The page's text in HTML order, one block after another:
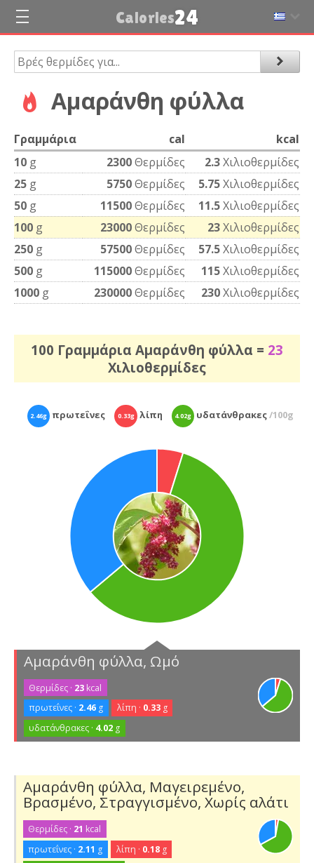
Calories24
Αμαράνθη φύλλα
Γραμμάρια cal
kcal
10 g 2300Θερμίδες 2.3Χιλιοθερμίδες
25 g 5750Θερμίδες 5.75Χιλιοθερμίδες
50 g 11500Θερμίδες 11.5Χιλιοθερμίδες
100 g 23000Θερμίδες 23Χιλιοθερμίδες
250 g 57500Θερμίδες 57.5Χιλιοθερμίδες
500 g 115000Θερμίδες 115Χιλιοθερμίδες
1000 g 230000Θερμίδες 230Χιλιοθερμίδες
100 Γραμμάρια Αμαράνθη φύλλα = 23
Χιλιοθερμίδες
2.46g πρωτεΐνες 0.33g λίπη 4.02g υδατάνθρακες/100g
Αμαράνθη φύλλα, Ωμό
Θερμίδες · 23 kcal
πρωτεΐνες · 2.46 g λίπη · 0.33g
υδατάνθρακες · 4.02 g
Αμαράνθη φύλλα, Μαγειρεμένο,
Βρασμένο, Στραγγισμένο, Χωρίς αλάτι
Θερμίδες · 21 kcal
πρωτεΐνες · 2.11 g λίπη · 0.18g